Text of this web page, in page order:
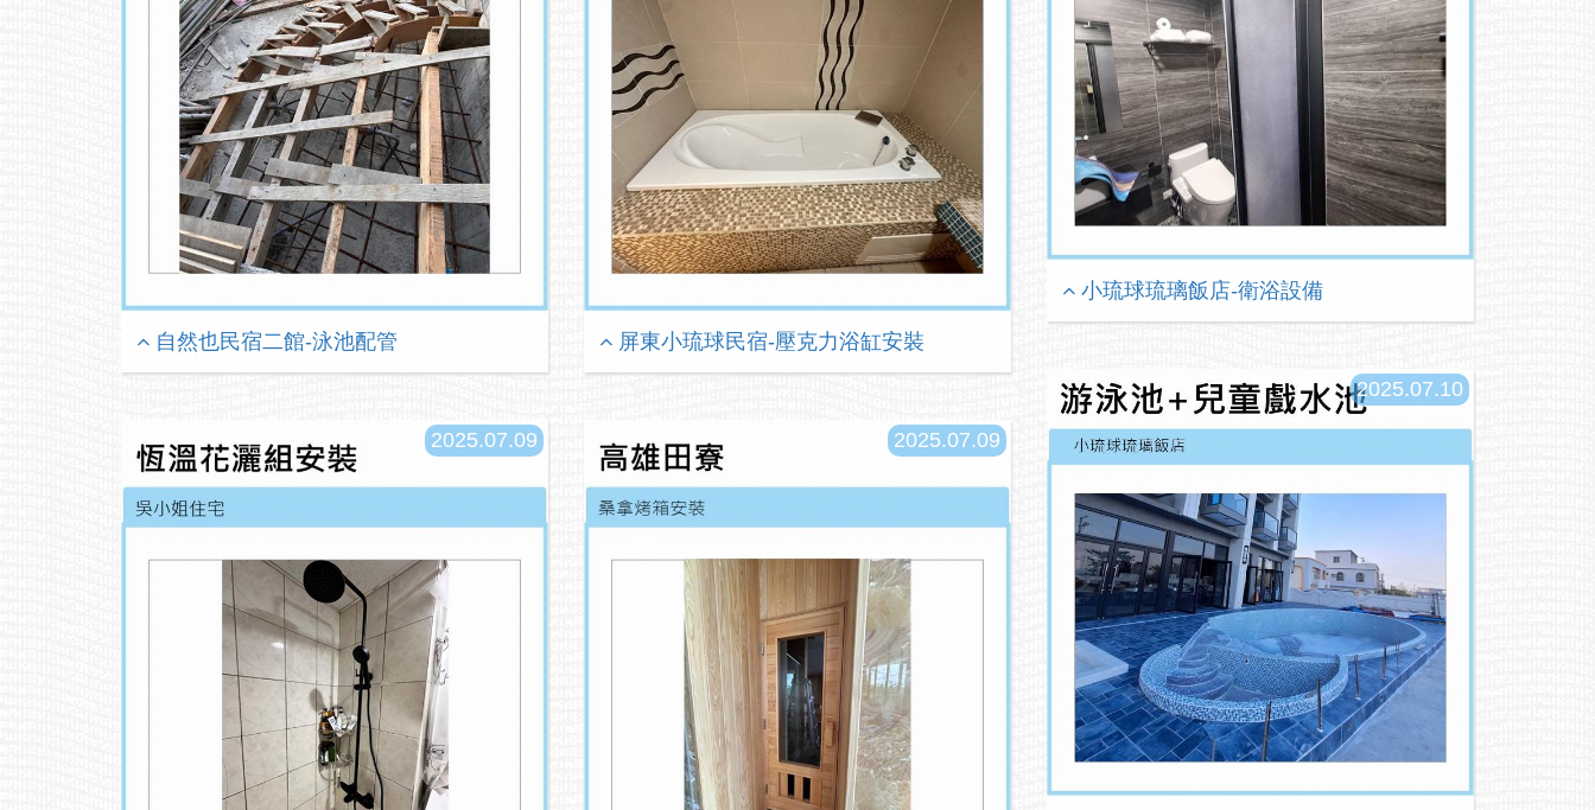
自然也民宿二館-泳池配管 屏東小琉球民宿-壓克力浴缸安裝
小琉球琉璃飯店-衛浴設備
2025.07.10
2025.07.09 2025.07.09